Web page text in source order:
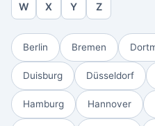
W X Y Z
Berlin Bremen
Duisburg Düsseldorf
Hamburg Hannover